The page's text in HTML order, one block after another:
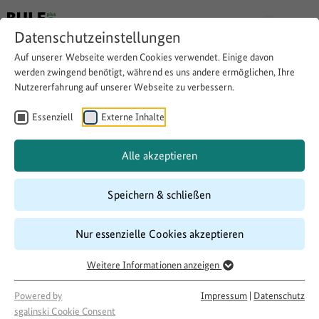
Datenschutzeinstellungen
Auf unserer Webseite werden Cookies verwendet. Einige davon
werden zwingend benötigt, während es uns andere ermöglichen, Ihre
Nutzererfahrung auf unserer Webseite zu verbessern.
Essenziell Externe Inhalte
Alle akzeptieren
Speichern & schließen
Nur essenzielle Cookies akzeptieren
Weitere Informationen anzeigen
Powered by
sgalinski Cookie Consent
Impressum | Datenschutz
MEINE GESUNDHEIT -
Digital. Nah. Neuwied
Website besuchen Download Copy link
12/2024
Förderung
Smarte.Land.Regionen